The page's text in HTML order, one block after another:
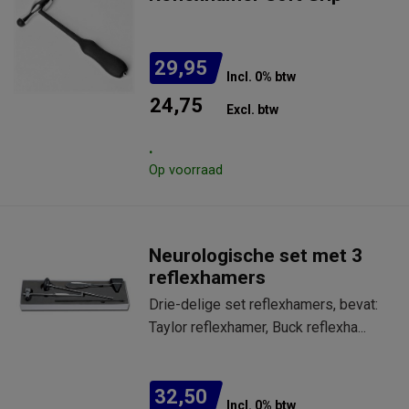
29,95 Incl. 0% btw
24,75 Excl. btw
.
Op voorraad
Neurologische set met 3
reflexhamers
Drie-delige set reflexhamers, bevat:
Taylor reflexhamer, Buck reflexha...
32,50 Incl. 0% btw